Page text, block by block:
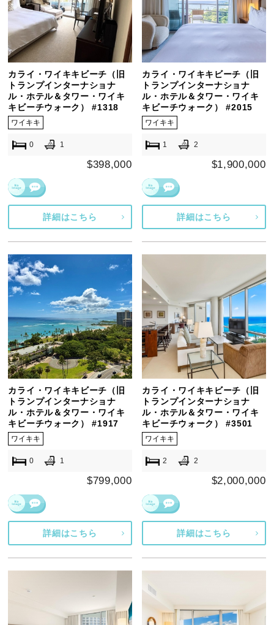
カライ・ワイキキビーチ（旧
トランプインターナショナ
ル・ホテル＆タワー・ワイキ
キビーチウォーク） #1318
ワイキキ
0 1
$398,000
詳細はこちら
カライ・ワイキキビーチ（旧
トランプインターナショナ
ル・ホテル＆タワー・ワイキ
キビーチウォーク） #2015
ワイキキ
1 2
$1,900,000
詳細はこちら
カライ・ワイキキビーチ（旧
トランプインターナショナ
ル・ホテル＆タワー・ワイキ
キビーチウォーク） #1917
ワイキキ
0 1
$799,000
詳細はこちら
カライ・ワイキキビーチ（旧
トランプインターナショナ
ル・ホテル＆タワー・ワイキ
キビーチウォーク） #3501
ワイキキ
2 2
$2,000,000
詳細はこちら